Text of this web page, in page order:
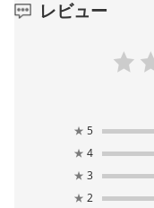
レビュー
★ 5
★ 4
★ 3
★ 2